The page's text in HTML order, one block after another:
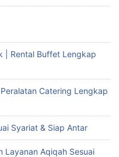
| Rental Buffet Lengkap
Catering Lengkap
Syariat & Siap Antar
Layanan Aqiqah Sesuai